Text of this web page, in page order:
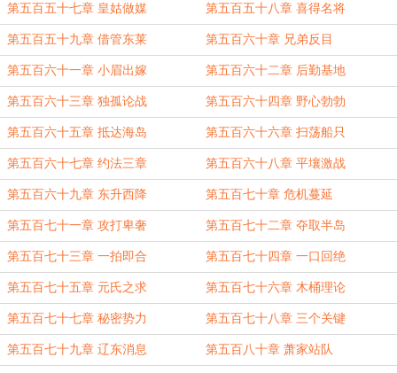
第五百五十七章 皇姑做媒 第五百五十八章 喜得名将
第五百五十九章 借管东莱 第五百六十章 兄弟反目
第五百六十一章 小眉出嫁 第五百六十二章 后勤基地
第五百六十三章 独孤论战 第五百六十四章 野心勃勃
第五百六十五章 抵达海岛 第五百六十六章 扫荡船只
第五百六十七章 约法三章 第五百六十八章 平壤激战
第五百六十九章 东升西降 第五百七十章 危机蔓延
第五百七十一章 攻打卑奢 第五百七十二章 夺取半岛
第五百七十三章 一拍即合 第五百七十四章 一口回绝
第五百七十五章 元氏之求 第五百七十六章 木桶理论
第五百七十七章 秘密势力 第五百七十八章 三个关键
第五百七十九章 辽东消息 第五百八十章 萧家站队